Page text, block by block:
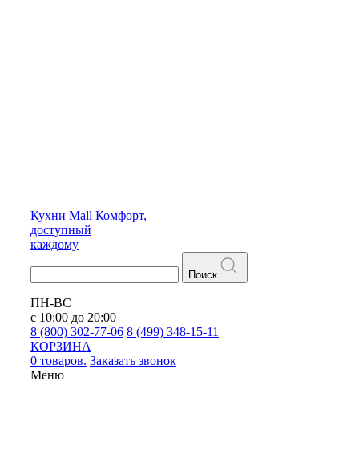
Кухни Mall Комфорт,
доступный
каждому
Поиск
ПН-ВС
с 10:00 до 20:00
8 (800) 302-77-06 8 (499) 348-15-11
КОРЗИНА
0 товаров. Заказать звонок
Меню